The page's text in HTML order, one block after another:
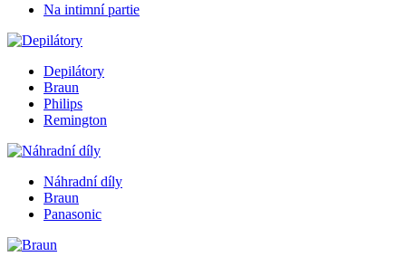
Na intimní partie
Depilátory
Braun
Philips
Remington
Náhradní díly
Braun
Panasonic